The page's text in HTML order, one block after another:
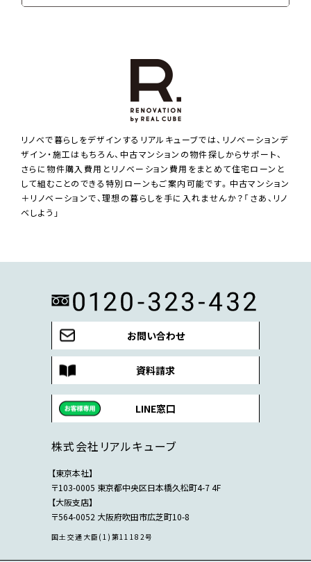
リノベで暮らしをデザインするリアルキューブでは、リノベーションデ
ザイン・施工はもちろん、中古マンションの物件探しからサポート、
さらに物件購入費用とリノベーション費用をまとめて住宅ローンと
して組むことのできる特別ローンもご案内可能です。中古マンション
＋リノベーションで、理想の暮らしを手に入れませんか？「さあ、リノ
ベしよう」
お問い合わせ
資料請求
LINE窓口
株式会社リアルキューブ
【東京本社】
〒103-0005 東京都中央区日本橋久松町4-7 4F
【大阪支店】
〒564-0052 大阪府吹田市広芝町10-8
国土交通大臣(1)第11182号